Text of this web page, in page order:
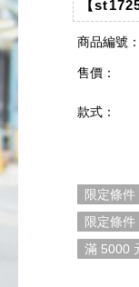
【
商品編號：
售價：
款式：
限定條
限定條
滿 5000